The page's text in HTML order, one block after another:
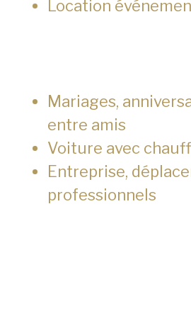
Location
Mariages,
entre amis
Voiture avec
Entreprise,
professionnels